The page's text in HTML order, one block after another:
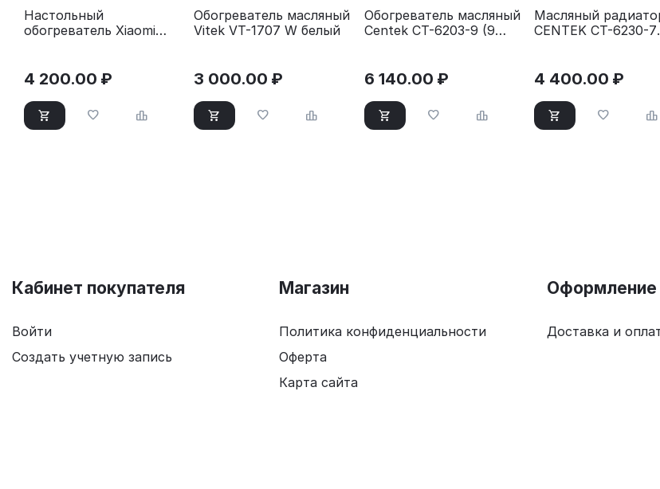
Настольный
обогреватель Xiaomi
4 200.00 ₽
Обогреватель масляный
Vitek VT-1707 W белый
3 000.00 ₽
Обогреватель масляный
Centek CT-6203-9 (9
6 140.00 ₽
Масляный
CENTEK CT-6230-7
4 400.00 ₽
Кабинет покупателя
Войти
Создать учетную запись
Магазин
Политика конфиденциальности
Оферта
Карта сайта
Оформление
Доставка и